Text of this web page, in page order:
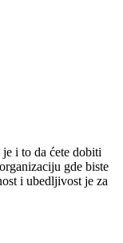
i to da ćete dobiti
gde biste
i ubedljivost je za